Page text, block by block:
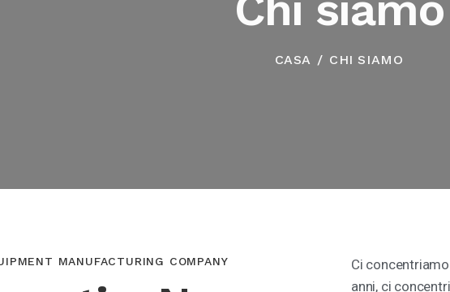
CASA CHI SIAMO
MANUFACTURING COMPANY
Ci
anni, ci